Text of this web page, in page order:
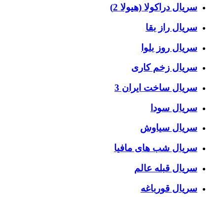
سریال دراکولا (هیولا 2)
سریال راز بقا
سریال روز بلوا
سریال زخم کاری
سریال ساخت ایران 3
سریال سودا
سریال سیاوش
سریال شب های مافیا
سریال قبله عالم
سریال قورباغه